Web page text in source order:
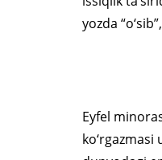
yozda
Eyfel